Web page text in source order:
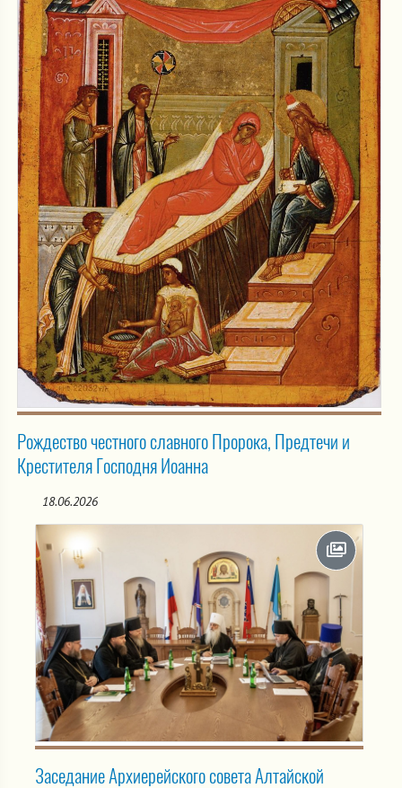
Рождество честного славного Пророка, Предтечи и
Крестителя Господня Иоанна
18.06.2026
Заседание Архиерейского совета Алтайской